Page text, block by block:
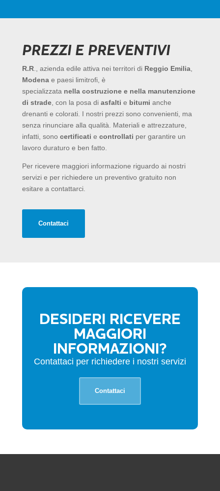
PREZZI E PREVENTIVI
R.R., azienda edile attiva nei territori di Reggio Emilia,
Modenae paesi limitrofi, è
specializzata nella costruzione e nella manutenzione
di strade, con la posa di asfalti e bitumi anche
drenanti e colorati. I nostri prezzi sono convenienti, ma
senza rinunciare alla qualità. Materiali e attrezzature,
infatti, sono certificati e controllati per garantire un
lavoro duraturo e ben fatto.
Per ricevere maggiori informazione riguardo ai nostri
servizi e per richiedere un preventivo gratuito non
esitare a contattarci.
Contattaci
DESIDERI RICEVERE
MAGGIORI
INFORMAZIONI?
Contattaci per richiedere i nostri servizi
Contattaci